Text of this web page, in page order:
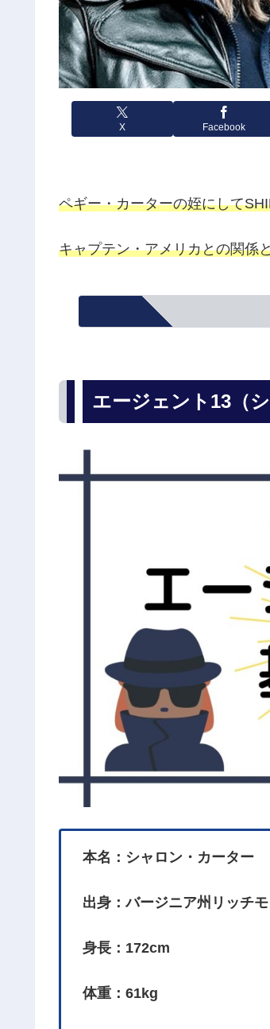
X Facebook
ペギー・カーターの姪にして
キャプテン・アメリカとの関係
エージェント13（
本名：シャロン・カーター
出身：バージニア州リッチ
身長：172cm
体重：61kg